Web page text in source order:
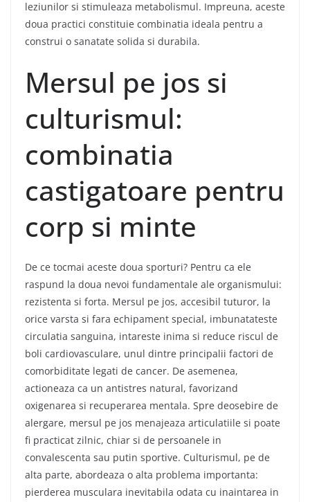
leziunilor si stimuleaza metabolismul. Impreuna, aceste
doua practici constituie combinatia ideala pentru a
construi o sanatate solida si durabila.
Mersul pe jos si
culturismul:
combinatia
castigatoare pentru
corp si minte
De ce tocmai aceste doua sporturi? Pentru ca ele
raspund la doua nevoi fundamentale ale organismului:
rezistenta si forta. Mersul pe jos, accesibil tuturor, la
orice varsta si fara echipament special, imbunatateste
circulatia sanguina, intareste inima si reduce riscul de
boli cardiovasculare, unul dintre principalii factori de
comorbiditate legati de cancer. De asemenea,
actioneaza ca un antistres natural, favorizand
oxigenarea si recuperarea mentala. Spre deosebire de
alergare, mersul pe jos menajeaza articulatiile si poate
fi practicat zilnic, chiar si de persoanele in
convalescenta sau putin sportive. Culturismul, pe de
alta parte, abordeaza o alta problema importanta:
pierderea musculara inevitabila odata cu inaintarea in